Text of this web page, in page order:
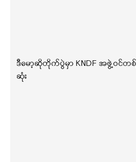
ဒီမော့ဆိုတိုက်ပွဲမှာ KNDF အဖွဲ့ဝင်တစ်
ဆုံး